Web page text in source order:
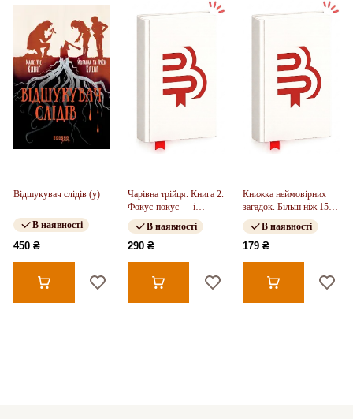
Відшукувач слідів (у)
В наявності
450 ₴
Чарівна трійця. Книга 2.
Фокус-покус — і
жодної сварки! (у)
В наявності
290 ₴
Книжка неймовірних
загадок. Більш ніж 150
головоломок для дітей
та всієї родини
В наявності
179 ₴